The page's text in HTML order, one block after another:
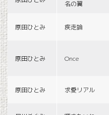
名の翼
原田ひとみ 疾走論
原田ひとみ Once
原田ひとみ 求愛リアル